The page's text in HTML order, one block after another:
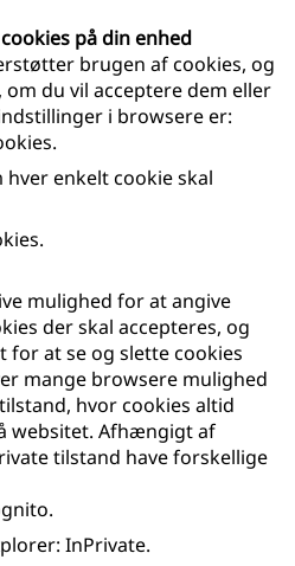
på din enhed
brugen af cookies, og
du vil acceptere dem eller
i browsere er:
enkelt cookie skal
mulighed for at angive
der skal accepteres, og
for at se og slette cookies
mange browsere mulighed
hvor cookies altid
websitet. Afhængigt af
tilstand have forskellige
InPrivate.